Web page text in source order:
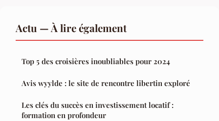
Actu — À lire également
Top 5 des croisières inoubliables pour 2024
Avis wyylde : le site de rencontre libertin exploré
Les clés du succès en investissement locatif :
formation en profondeur